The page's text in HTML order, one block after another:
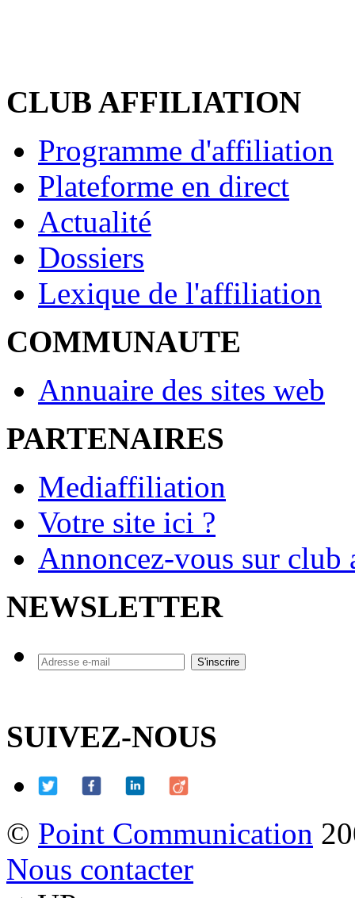
CLUB AFFILIATION
Programme d'affiliation
Plateforme en direct
Actualité
Dossiers
Lexique de l'affiliation
COMMUNAUTE
Annuaire des sites web
PARTENAIRES
Mediaffiliation
Votre site ici ?
Annoncez-vous sur
NEWSLETTER
SUIVEZ-NOUS
© Point Communication
Nous contacter